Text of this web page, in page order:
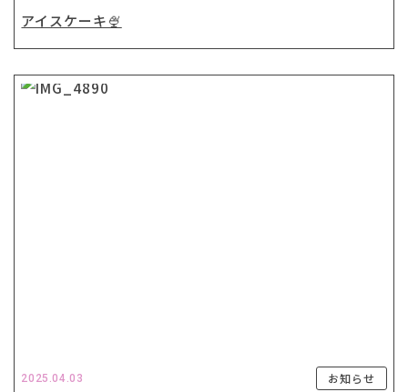
アイスケーキ🍨
2025.04.03 お知らせ